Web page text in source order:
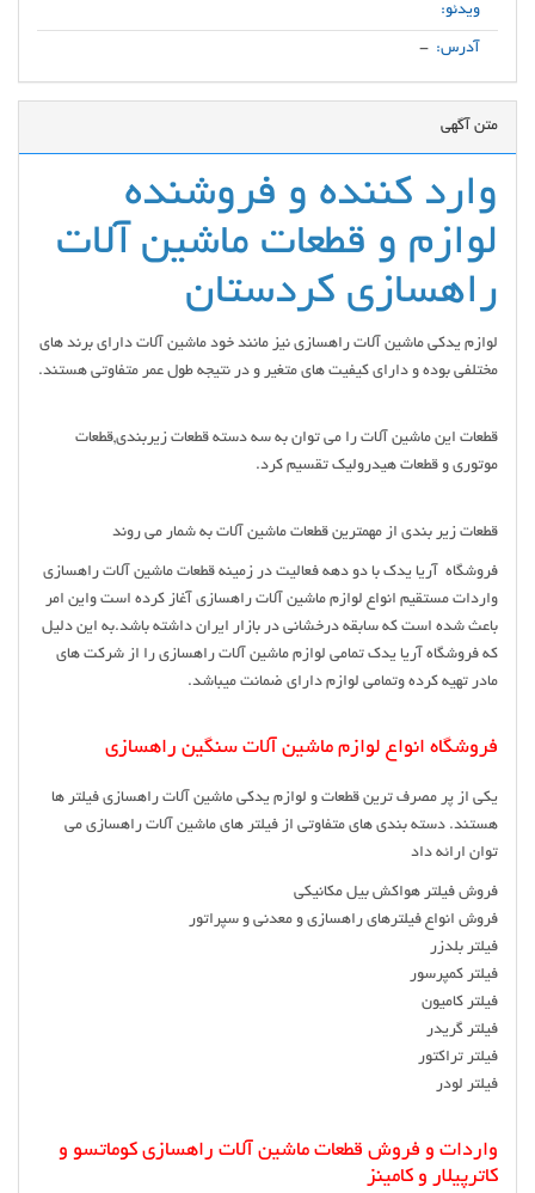
ویدئو:
آدرس: -
متن آگهی
وارد کننده و فروشنده
لوازم و قطعات ماشین آلات
راهسازی کردستان
لوازم یدکی ماشین آلات راهسازی نیز مانند خود ماشین آلات دارای برند های
مختلفی بوده و دارای کیفیت های متغیر و در نتیجه طول عمر متفاوتی هستند.
قطعات این ماشین آلات را می توان به سه دسته قطعات زیربندی,قطعات
موتوری و قطعات هیدرولیک تقسیم کرد.
قطعات زیر بندی از مهمترین قطعات ماشین آلات به شمار می روند
فروشگاه آریا یدک با دو دهه فعالیت در زمینه قطعات ماشین آلات راهسازی
واردات مستقیم انواع لوازم ماشین آلات راهسازی آغاز کرده است واین امر
باعث شده است که سابقه درخشانی در بازار ایران داشته باشد.به این دلیل
که فروشگاه آریا یدک تمامی لوازم ماشین آلات راهسازی را از شرکت های
مادر تهیه کرده وتمامی لوازم دارای ضمانت میباشد.
فروشگاه انواع لوازم ماشین آلات سنگین راهسازی
یکی از پر مصرف ترین قطعات و لوازم یدکی ماشین آلات راهسازی فیلتر ها
هستند. دسته بندی های متفاوتی از فیلتر های ماشین آلات راهسازی می
توان ارائه داد
فروش فیلتر هواکش بیل مکانیکی
فروش انواع فیلترهای راهسازی و معدنی و سپراتور
فیلتر بلدزر
فیلتر کمپرسور
فیلتر کامیون
فیلتر گریدر
فیلتر تراکتور
فیلتر لودر
واردات و فروش قطعات ماشین آلات راهسازی کوماتسو و
کاترپیلار و کامینز